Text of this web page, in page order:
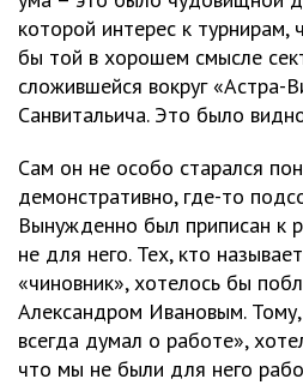
которой интерес к
бы той в хорошем смысле
сложившейся вокруг «Астра-
Санвитальича. Это было
Сам он не особо старался
демонстративно, где-то
Вынужденно был приписан к
не для него. Тех, кто
«чиновник», хотелось бы
Александром Ивановым.
всегда думал о работе»,
что мы не были для него